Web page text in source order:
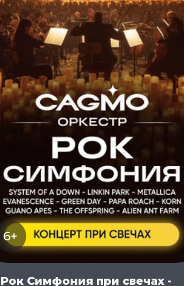
6+
Рок Симфония при свечах -